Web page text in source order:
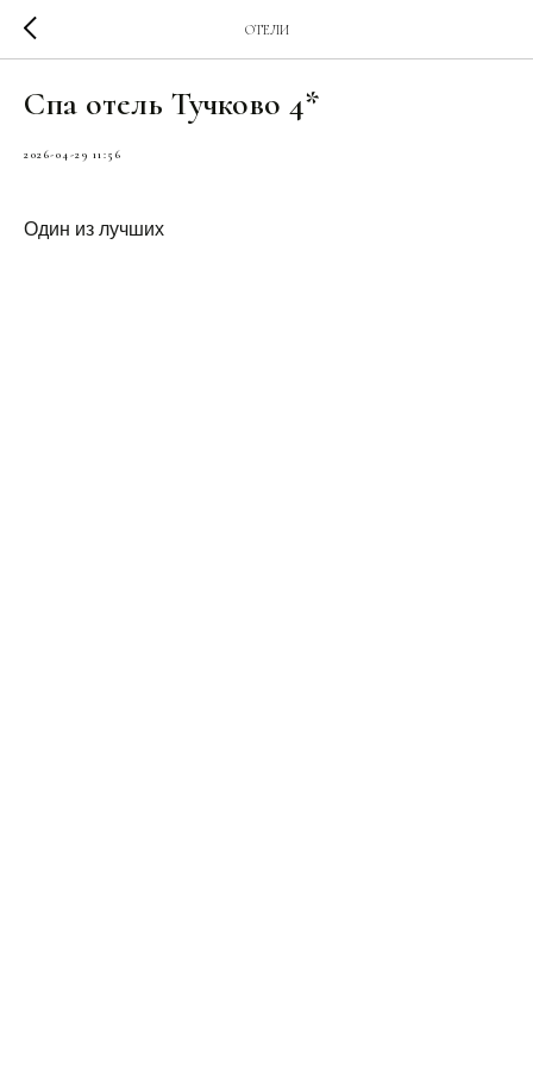
ОТЕЛИ
Спа отель Тучково 4*
2026-04-29 11:56
Один из лучших